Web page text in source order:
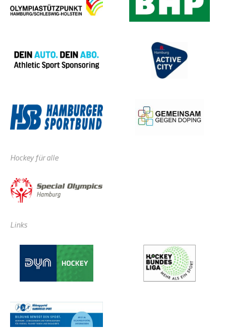
Hockey für alle
Links